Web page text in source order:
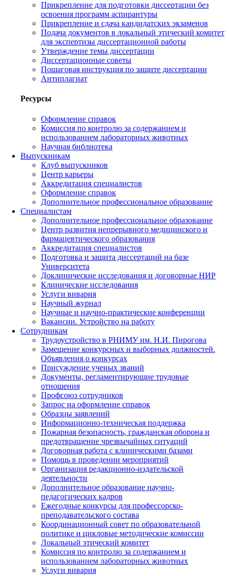
Прикрепление для подготовки диссертации без
освоения программ аспирантуры
Прикрепление и сдача кандидатских экзаменов
Подача документов в локальный этический комитет
для экспертизы диссертационной работы
Утверждение темы диссертации
Диссертационные советы
Пошаговая инструкция по защите диссертации
Антиплагиат
Ресурсы
Оформление справок
Комиссия по контролю за содержанием и
использованием лабораторных животных
Научная библиотека
Выпускникам
Клуб выпускников
Центр карьеры
Аккредитация специалистов
Оформление справок
Дополнительное профессиональное образование
Специалистам
Дополнительное профессиональное образование
Центр развития непрерывного медицинского и
фармацевтического образования
Аккредитация специалистов
Подготовка и защита диссертаций на базе
Университета
Доклинические исследования и договорные НИР
Клинические исследования
Услуги вивария
Научный журнал
Научные и научно-практические конференции
Вакансии. Устройство на работу
Сотрудникам
Трудоустройство в РНИМУ им. Н.И. Пирогова
Замещение конкурсных и выборных должностей.
Объявления о конкурсах
Присуждение ученых званий
Документы, регламентирующие трудовые
отношения
Профсоюз сотрудников
Запрос на оформление справок
Образцы заявлений
Информационно-техническая поддержка
Пожарная безопасность, гражданская оборона и
предотвращение чрезвычайных ситуаций
Договорная работа с клиническими базами
Помощь в проведении мероприятий
Организация редакционно-издательской
деятельности
Дополнительное образование научно-
педагогических кадров
Ежегодные конкурсы для профессорско-
преподавательского состава
Координационный совет по образовательной
политике и цикловые методические комиссии
Локальный этический комитет
Комиссия по контролю за содержанием и
использованием лабораторных животных
Услуги вивария